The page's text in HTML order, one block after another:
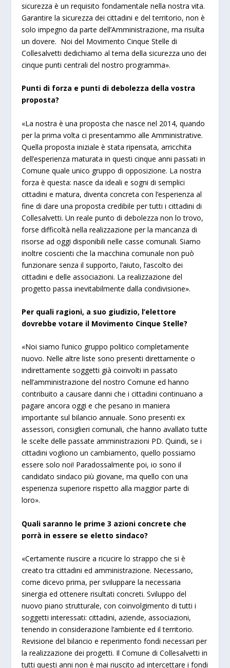
sicurezza è un requisito fondamentale nella nostra vita.
Garantire la sicurezza dei cittadini e del territorio, non è
solo impegno da parte dell’Amministrazione, ma risulta
un dovere. Noi del Movimento Cinque Stelle di
Collesalvetti dedichiamo al tema della sicurezza uno dei
cinque punti centrali del nostro programma».
Punti di forza e punti di debolezza della vostra
proposta?
«La nostra è una proposta che nasce nel 2014, quando
per la prima volta ci presentammo alle Amministrative.
Quella proposta iniziale è stata ripensata, arricchita
dell’esperienza maturata in questi cinque anni passati in
Comune quale unico gruppo di opposizione. La nostra
forza è questa: nasce da ideali e sogni di semplici
cittadini e matura, diventa concreta con l’esperienza al
fine di dare una proposta credibile per tutti i cittadini di
Collesalvetti. Un reale punto di debolezza non lo trovo,
forse difficoltà nella realizzazione per la mancanza di
risorse ad oggi disponibili nelle casse comunali. Siamo
inoltre coscienti che la macchina comunale non può
funzionare senza il supporto, l’aiuto, l’ascolto dei
cittadini e delle associazioni. La realizzazione del
progetto passa inevitabilmente dalla condivisione».
Per quali ragioni, a suo giudizio, l’elettore
dovrebbe votare il Movimento Cinque Stelle?
«Noi siamo l’unico gruppo politico completamente
nuovo. Nelle altre liste sono presenti direttamente o
indirettamente soggetti già coinvolti in passato
nell’amministrazione del nostro Comune ed hanno
contribuito a causare danni che i cittadini continuano a
pagare ancora oggi e che pesano in maniera
importante sul bilancio annuale. Sono presenti ex
assessori, consiglieri comunali, che hanno avallato tutte
le scelte delle passate amministrazioni PD. Quindi, se i
cittadini vogliono un cambiamento, quello possiamo
essere solo noi! Paradossalmente poi, io sono il
candidato sindaco più giovane, ma quello con una
esperienza superiore rispetto alla maggior parte di
loro».
Quali saranno le prime 3 azioni concrete che
porrà in essere se eletto sindaco?
«Certamente riuscire a ricucire lo strappo che si è
creato tra cittadini ed amministrazione. Necessario,
come dicevo prima, per sviluppare la necessaria
sinergia ed ottenere risultati concreti. Sviluppo del
nuovo piano strutturale, con coinvolgimento di tutti i
soggetti interessati: cittadini, aziende, associazioni,
tenendo in considerazione l’ambiente ed il territorio.
Revisione del bilancio e reperimento fondi necessari per
la realizzazione dei progetti. Il Comune di Collesalvetti in
tutti questi anni non è mai riuscito ad intercettare i fondi